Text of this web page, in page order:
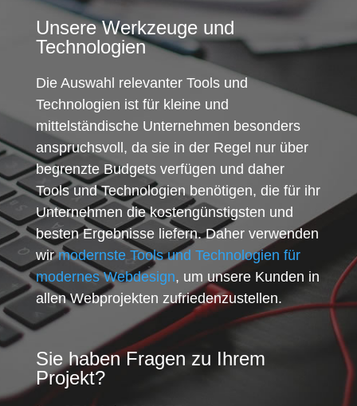
Unsere Werkzeuge und
Technologien
Die Auswahl relevanter Tools und
Technologien ist für kleine und
mittelständische Unternehmen besonders
anspruchsvoll, da sie in der Regel nur über
begrenzte Budgets verfügen und daher
Tools und Technologien benötigen, die für ihr
Unternehmen die kostengünstigsten und
besten Ergebnisse liefern. Daher verwenden
wirmodernste Tools und Technologien für
modernes Webdesign, um unsere Kunden in
allen Webprojekten zufriedenzustellen.
Sie haben Fragen zu Ihrem
Projekt?